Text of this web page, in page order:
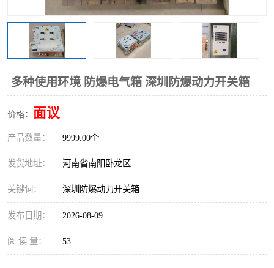
多种使用环境 防爆电气箱 深圳防爆动力开关箱
价格： 面议
产品数量： 9999.00个
发货地址： 河南省南阳卧龙区
关键词： 深圳防爆动力开关箱
发布日期： 2026-08-09
阅 读 量： 53